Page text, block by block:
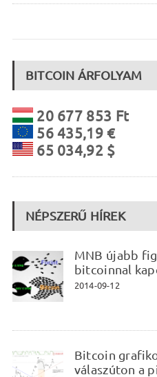
BITCOIN ÁRFOLYAM
20 677 853 Ft
56 435,19 €
65 034,92 $
NÉPSZERŰ HÍREK
MNB újabb
bitcoinnal
2014-09-12
Bitcoin
válaszúton a